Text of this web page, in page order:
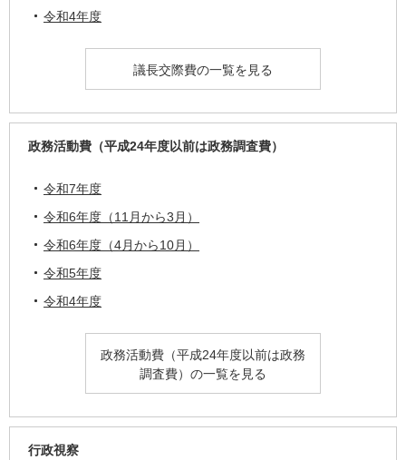
令和4年度
議長交際費の一覧を見る
政務活動費（平成24年度以前は政務調査費）
令和7年度
令和6年度（11月から3月）
令和6年度（4月から10月）
令和5年度
令和4年度
政務活動費（平成24年度以前は政務
調査費）の一覧を見る
行政視察